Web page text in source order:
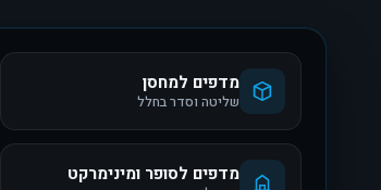
מדפים למחסן
שליטה וסדר בחלל
מדפים לסופר ומינימרקט